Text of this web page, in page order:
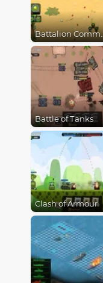
Battle of Tanks
Clash of Armour